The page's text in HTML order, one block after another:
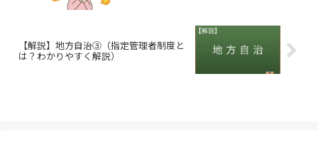
【解説】地方自治③（指定管理者制度と
は？わかりやすく解説）